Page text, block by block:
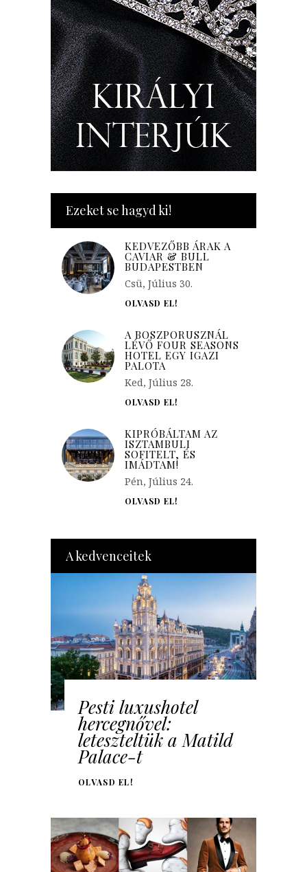
Ezeket se hagyd ki!
KEDVEZŐBB ÁRAK A
CAVIAR & BULL
BUDAPESTBEN
Csü, Július 30.
OLVASD EL!
A BOSZPORUSZNÁL
LÉVŐ FOUR SEASONS
HOTEL EGY IGAZI
PALOTA
Ked, Július 28.
OLVASD EL!
KIPRÓBÁLTAM AZ
ISZTAMBULI
SOFITELT, ÉS
IMÁDTAM!
Pén, Július 24.
OLVASD EL!
A kedvenceitek
Pesti luxushotel
hercegnővel:
leteszteltük a Matild
Palace-t
OLVASD EL!